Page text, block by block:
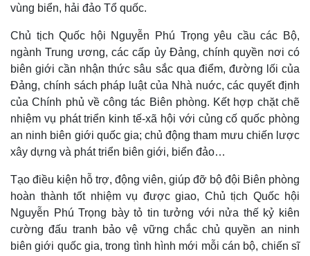
vùng biển, hải đảo Tổ quốc.
Chủ tịch Quốc hội Nguyễn Phú Trọng yêu cầu các Bộ,
ngành Trung ương, các cấp ủy Đảng, chính quyền nơi có
biên giới cần nhận thức sâu sắc qua điểm, đường lối của
Đảng, chính sách pháp luật của Nhà nuớc, các quyết định
của Chính phủ về công tác Biên phòng. Kết hợp chặt chẽ
nhiệm vụ phát triển kinh tế-xã hội với củng cố quốc phòng
an ninh biên giới quốc gia; chủ động tham mưu chiến lược
xây dựng và phát triển biên giới, biển đảo…
Tạo điều kiện hỗ trợ, động viên, giúp đỡ bộ đội Biên phòng
hoàn thành tốt nhiệm vụ được giao, Chủ tịch Quốc hội
Nguyễn Phú Trọng bày tỏ tin tưởng với nửa thế kỷ kiên
cường đấu tranh bảo vệ vững chắc chủ quyền an ninh
biên giới quốc gia, trong tình hình mới mỗi cán bộ, chiến sĩ